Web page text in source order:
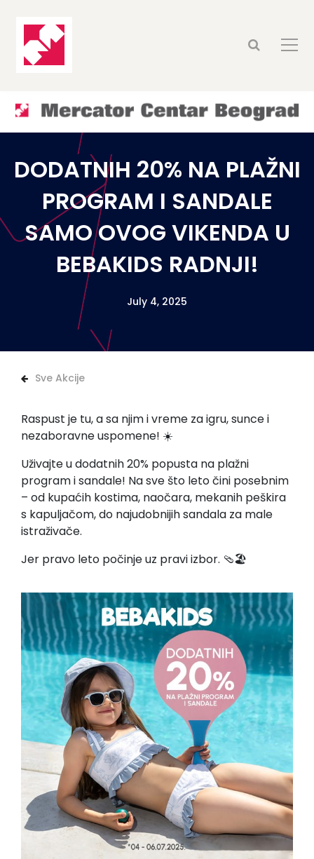
DODATNIH 20% NA PLAŽNI
PROGRAM I SANDALE
SAMO OVOG VIKENDA U
BEBAKIDS RADNJI!
July 4, 2025
Sve Akcije
Raspust je tu, a sa njim i vreme za igru, sunce i
nezaboravne uspomene! ☀️
Uživajte u dodatnih 20% popusta na plažni
program i sandale! Na sve što leto čini posebnim
– od kupaćih kostima, naočara, mekanih peškira
s kapuljačom, do najudobnijih sandala za male
istraživače.
Jer pravo leto počinje uz pravi izbor. 🩴🏖️